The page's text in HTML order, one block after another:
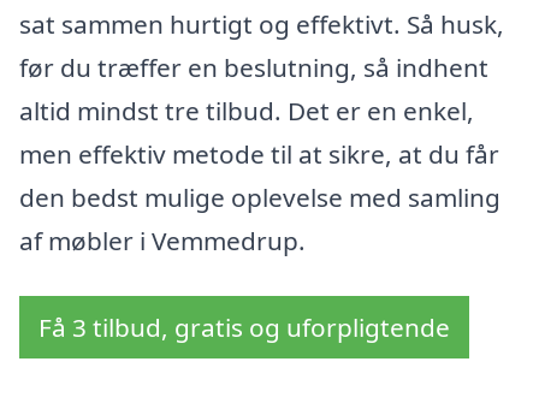
sat sammen hurtigt og effektivt. Så husk,
før du træffer en beslutning, så indhent
altid mindst tre tilbud. Det er en enkel,
men effektiv metode til at sikre, at du får
den bedst mulige oplevelse med samling
af møbler i Vemmedrup.
Få 3 tilbud, gratis og uforpligtende